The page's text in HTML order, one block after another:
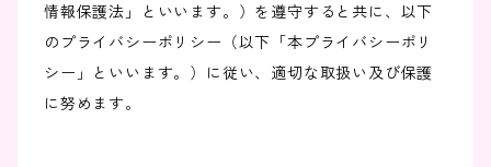
情報保護法」といいます。）を遵守すると共に、以下
のプライバシーポリシー（以下「本プライバシーポリ
シー」といいます。）に従い、適切な取扱い及び保護
に努めます。